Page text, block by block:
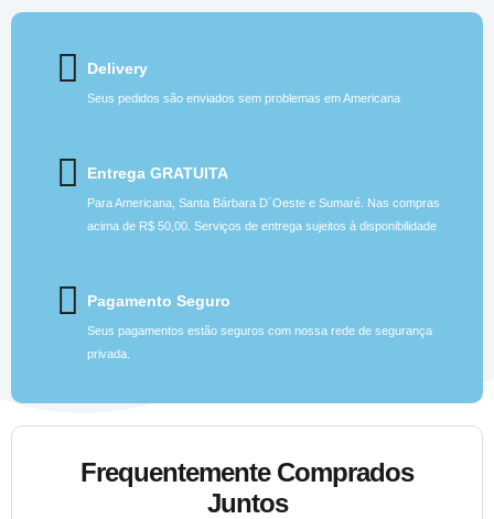
Delivery
Seus pedidos são enviados sem problemas em Americana
Entrega GRATUITA
Para Americana, Santa Bárbara D´Oeste e Sumaré. Nas compras
acima de R$ 50,00. Serviços de entrega sujeitos à disponibilidade
Pagamento Seguro
Seus pagamentos estão seguros com nossa rede de segurança
privada.
Frequentemente Comprados
Juntos